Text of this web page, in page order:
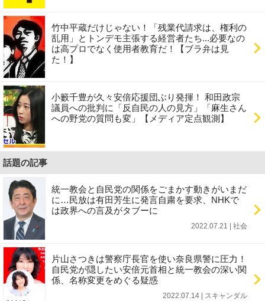
竹中平蔵だけじゃない！「残業代請求は、権利の
乱用」とトンデモ主張する経営者たち...必要なの
は高プロでなく使用者教育だ！【ブラ弁は見
た！】
小籔千豊が久々安倍応援団ぶり発揮！ 和田政宗
議員への批判に「反自民の人の見方」「麻生さん
への野党の質問も変」【メディア定点観測】
話題の記事
統一教会と自民党の関係をごまかす動きがいまだ
に…民放は有田芳生に発言自粛を要求、NHKで
は政界への言及がタブーに
2022.07.21 | 社会
片山さつきは警察庁長官を使い奈良県警に圧力！
自民党が隠したい安倍元首相と統一教会の深い関
係、名称変更をめぐる疑惑
2022.07.14 | スキャンダル